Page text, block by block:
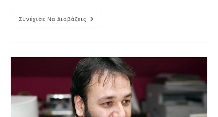
Συνέχισε Να Διαβάζεις Login